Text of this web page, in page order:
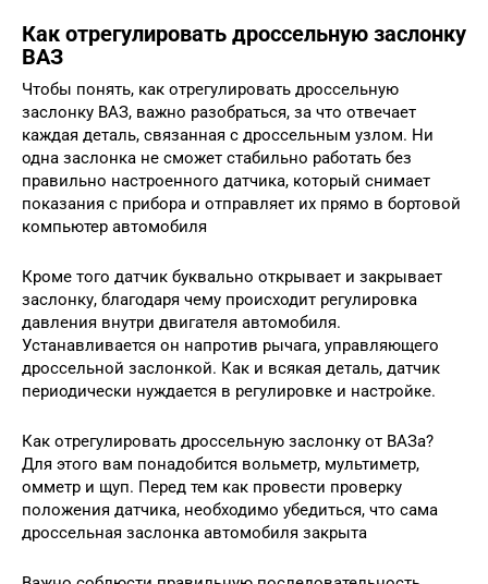
Как отрегулировать дроссельную заслонку
ВАЗ
Чтобы понять, как отрегулировать дроссельную
заслонку ВАЗ, важно разобраться, за что отвечает
каждая деталь, связанная с дроссельным узлом. Ни
одна заслонка не сможет стабильно работать без
правильно настроенного датчика, который снимает
показания с прибора и отправляет их прямо в бортовой
компьютер автомобиля
Кроме того датчик буквально открывает и закрывает
заслонку, благодаря чему происходит регулировка
давления внутри двигателя автомобиля.
Устанавливается он напротив рычага, управляющего
дроссельной заслонкой. Как и всякая деталь, датчик
периодически нуждается в регулировке и настройке.
Как отрегулировать дроссельную заслонку от ВАЗа?
Для этого вам понадобится вольметр, мультиметр,
омметр и щуп. Перед тем как провести проверку
положения датчика, необходимо убедиться, что сама
дроссельная заслонка автомобиля закрыта